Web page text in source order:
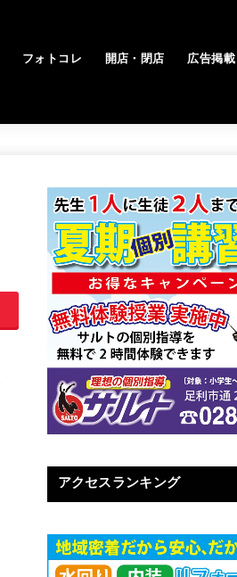
フォトコレ 開店・閉店 広告掲載
アクセスランキング